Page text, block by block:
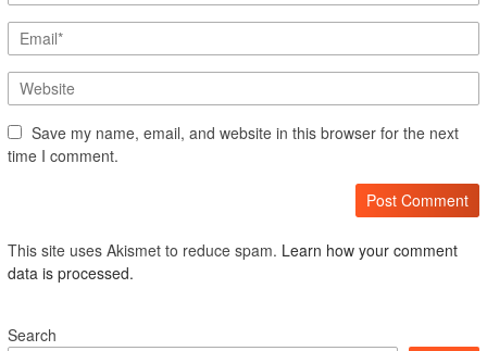
Save my name, email, and website in this browser for the next
time I comment.
This site uses Akismet to reduce spam. Learn how your comment
data is processed.
Search